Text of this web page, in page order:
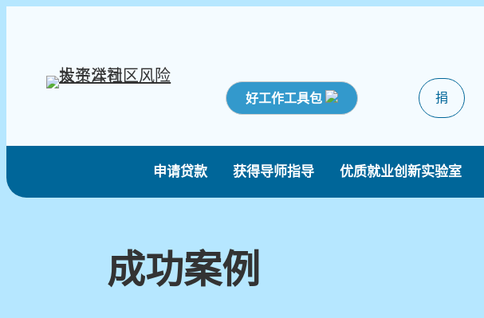
好工作工具包 捐
申请贷款 获得导师指导 优质就业创新实验室
成功案例